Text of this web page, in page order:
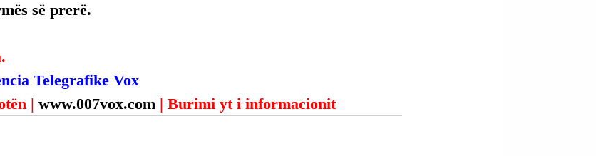
së prerë.
Telegrafike Vox
| www.007vox.com | Burimi yt i informacionit